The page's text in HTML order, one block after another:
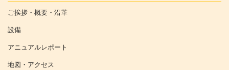
ご挨拶・概要・沿革
設備
アニュアルレポート
地図・アクセス